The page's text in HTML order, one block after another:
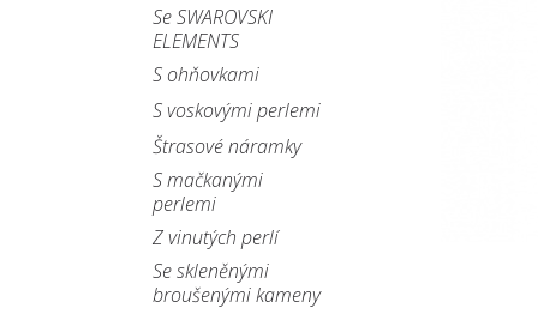
Se SWAROVSKI
ELEMENTS
S ohňovkami
S voskovými perlemi
Štrasové náramky
S mačkanými
perlemi
Z vinutých perlí
Se skleněnými
broušenými kameny